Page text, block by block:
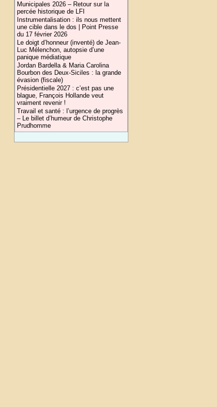
Municipales 2026 – Retour sur la
percée historique de LFI
Instrumentalisation : ils nous mettent
une cible dans le dos | Point Presse
du 17 février 2026
Le doigt d’honneur (inventé) de Jean-
Luc Mélenchon, autopsie d’une
panique médiatique
Jordan Bardella & Maria Carolina
Bourbon des Deux-Siciles : la grande
évasion (fiscale)
Présidentielle 2027 : c’est pas une
blague, François Hollande veut
vraiment revenir !
Travail et santé : l’urgence de progrès
– Le billet d’humeur de Christophe
Prudhomme